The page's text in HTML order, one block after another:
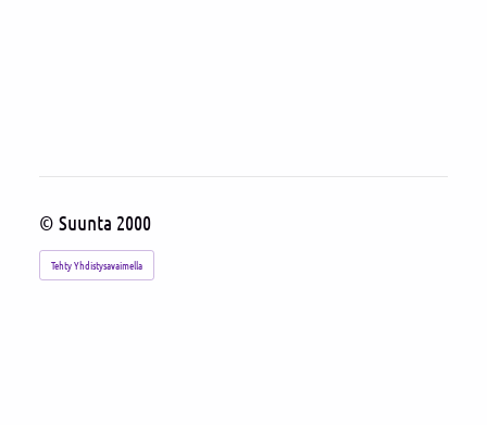
© Suunta 2000
Tehty Yhdistysavaimella